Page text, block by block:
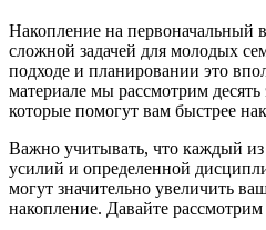
Накопление на первоначальный
сложной задачей для молодых
подходе и планировании это
материале мы рассмотрим
которые помогут вам быстрее
Важно учитывать, что каждый из
усилий и определенной
могут значительно увеличить
накопление. Давайте